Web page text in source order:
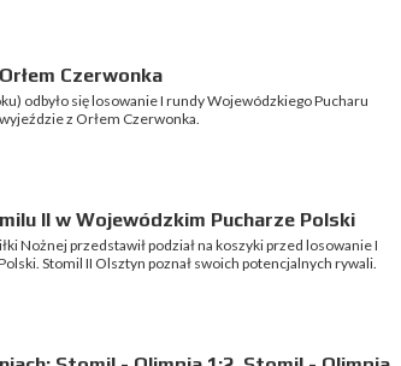
Czerwonka
odbyło się losowanie I rundy Wojewódzkiego Pucharu
z Orłem Czerwonka.
II w Wojewódzkim Pucharze Polski
Nożnej przedstawił podział na koszyki przed losowanie I
Stomil II Olsztyn poznał swoich potencjalnych rywali.